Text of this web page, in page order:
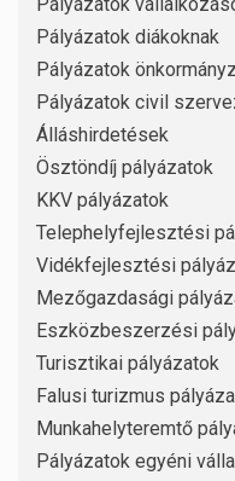
Pályázatok diákoknak
Pályázatok
Pályázatok civil
Álláshirdetések
Ösztöndíj pályázatok
KKV pályázatok
Telephelyfejlesztési
Vidékfejlesztési
Mezőgazdasági
Eszközbeszerzési
Turisztikai pályázatok
Falusi turizmus
Munkahelyteremtő
Pályázatok egyéni